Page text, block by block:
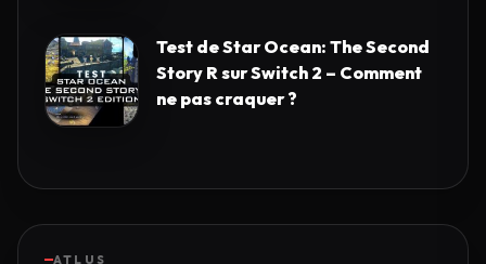
Test de Star Ocean: The Second
Story R sur Switch 2 – Comment
ne pas craquer ?
ATLUS